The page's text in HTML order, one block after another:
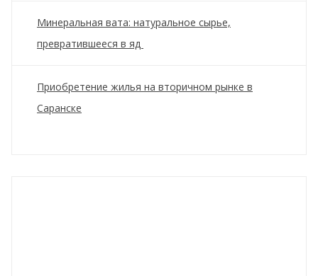
Минеральная вата: натуральное сырье,
превратившееся в яд
Приобретение жилья на вторичном рынке в
Саранске